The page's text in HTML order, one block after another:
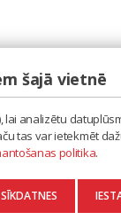
POLITIKA
šajā vietnē
analizētu
tas var ietekmēt
politika.